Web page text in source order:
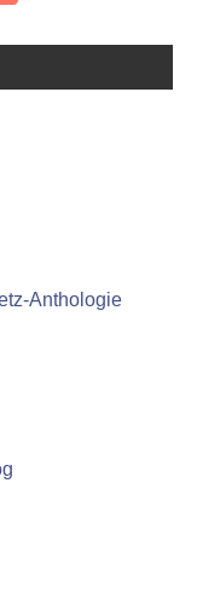
Anthologie